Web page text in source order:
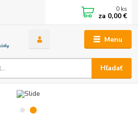
Menu
Hľadať
0 ks
za 0,00 €